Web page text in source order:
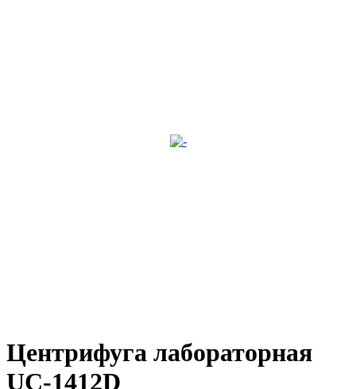
Центрифуга лабораторная
UC-1412D